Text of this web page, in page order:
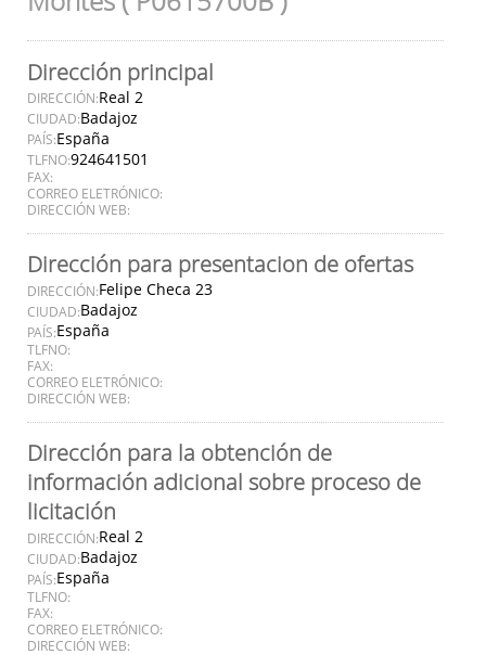
Dirección principal
DIRECCIÓN:Real 2
CIUDAD:Badajoz
PAÍS:España
TLFNO:924641501
FAX:
CORREO ELETRÓNICO:
DIRECCIÓN WEB:
Dirección para presentacion de ofertas
DIRECCIÓN:Felipe Checa 23
CIUDAD:Badajoz
PAÍS:España
TLFNO:
FAX:
CORREO ELETRÓNICO:
DIRECCIÓN WEB:
Dirección para la obtención de
información adicional sobre proceso de
licitación
DIRECCIÓN:Real 2
CIUDAD:Badajoz
PAÍS:España
TLFNO:
FAX:
CORREO ELETRÓNICO:
DIRECCIÓN WEB: